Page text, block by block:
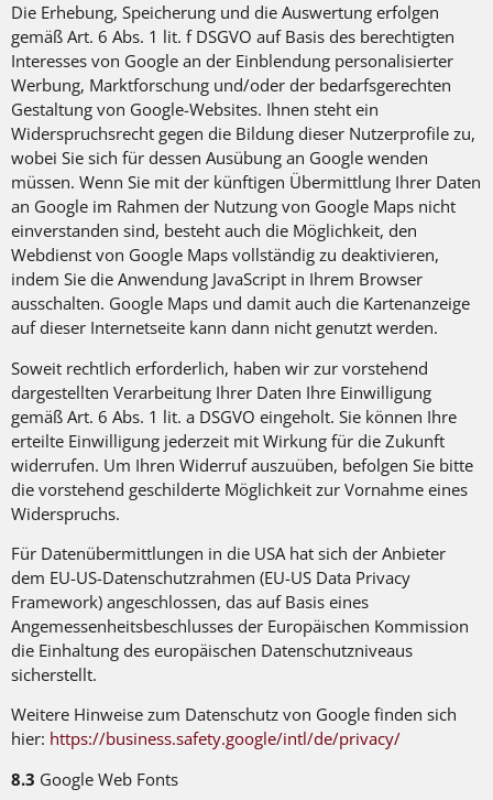
Die Erhebung, Speicherung und die Auswertung erfolgen
gemäß Art. 6 Abs. 1 lit. f DSGVO auf Basis des berechtigten
Interesses von Google an der Einblendung personalisierter
Werbung, Marktforschung und/oder der bedarfsgerechten
Gestaltung von Google-Websites. Ihnen steht ein
Widerspruchsrecht gegen die Bildung dieser Nutzerprofile zu,
wobei Sie sich für dessen Ausübung an Google wenden
müssen. Wenn Sie mit der künftigen Übermittlung Ihrer Daten
an Google im Rahmen der Nutzung von Google Maps nicht
einverstanden sind, besteht auch die Möglichkeit, den
Webdienst von Google Maps vollständig zu deaktivieren,
indem Sie die Anwendung JavaScript in Ihrem Browser
ausschalten. Google Maps und damit auch die Kartenanzeige
auf dieser Internetseite kann dann nicht genutzt werden.
Soweit rechtlich erforderlich, haben wir zur vorstehend
dargestellten Verarbeitung Ihrer Daten Ihre Einwilligung
gemäß Art. 6 Abs. 1 lit. a DSGVO eingeholt. Sie können Ihre
erteilte Einwilligung jederzeit mit Wirkung für die Zukunft
widerrufen. Um Ihren Widerruf auszuüben, befolgen Sie bitte
die vorstehend geschilderte Möglichkeit zur Vornahme eines
Widerspruchs.
Für Datenübermittlungen in die USA hat sich der Anbieter
dem EU-US-Datenschutzrahmen (EU-US Data Privacy
Framework) angeschlossen, das auf Basis eines
Angemessenheitsbeschlusses der Europäischen Kommission
die Einhaltung des europäischen Datenschutzniveaus
sicherstellt.
Weitere Hinweise zum Datenschutz von Google finden sich
hier: https://business.safety.google/intl/de/privacy/
8.3 Google Web Fonts